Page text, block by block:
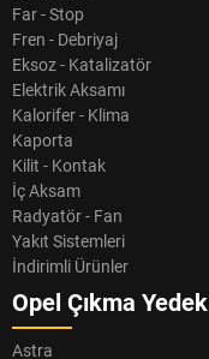
Far - Stop
Fren - Debriyaj
Eksoz - Katalizatör
Elektrik Aksamı
Kalorifer - Klima
Kaporta
Kilit - Kontak
İç Aksam
Radyatör - Fan
Yakıt Sistemleri
İndirimli Ürünler
Opel Çıkma
Astra